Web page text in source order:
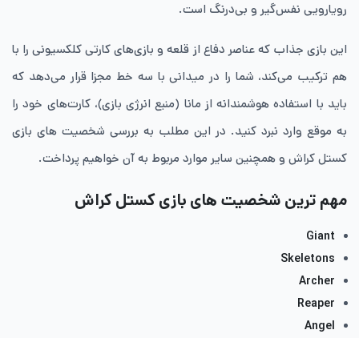
رویارویی نفس‌گیر و بی‌درنگ است.
این بازی جذاب که عناصر دفاع از قلعه و بازی‌های کارتی کلکسیونی را با
هم ترکیب می‌کند، شما را در میدانی با سه خط مجزا قرار می‌دهد که
باید با استفاده هوشمندانه از مانا (منبع انرژی بازی)، کارت‌های خود را
به موقع وارد نبرد کنید. در این مطلب به بررسی شخصیت های بازی
کستل کراش و همچنین سایر موارد مربوط به آن خواهیم پرداخت.
مهم ترین شخصیت های بازی کستل کراش
Giant
Skeletons
Archer
Reaper
Angel